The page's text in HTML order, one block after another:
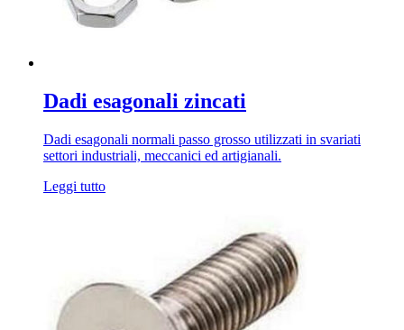
Dadi esagonali zincati
Dadi esagonali normali passo grosso utilizzati in svariati
settori industriali, meccanici ed artigianali.
Leggi tutto